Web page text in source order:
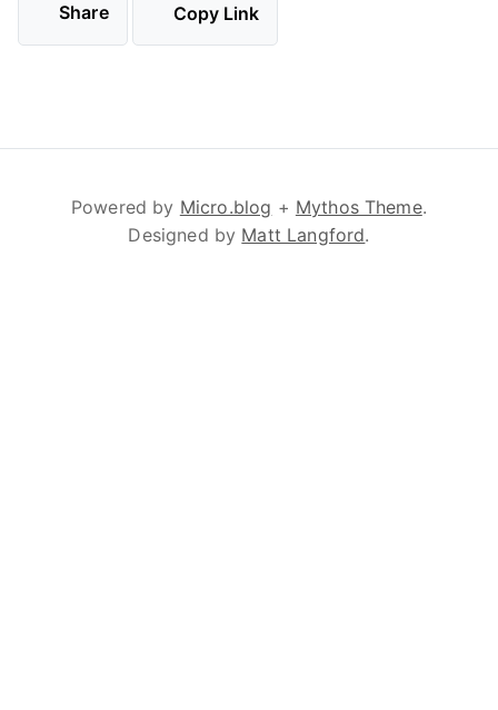
Share Copy Link
Powered by Micro.blog + Mythos Theme.
Designed by Matt Langford.